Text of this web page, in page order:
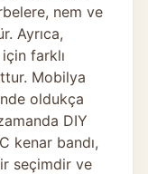
nem ve
Ayrıca,
farklı
Mobilya
oldukça
DIY
kenar bandı,
seçimdir ve